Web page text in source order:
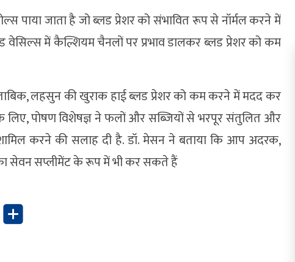
पाया जाता है जो ब्लड प्रेशर को संभावित रूप से नॉर्मल करने में
में कैल्शियम चैनलों पर प्रभाव डालकर ब्लड प्रेशर को कम
लहसुन की खुराक हाई ब्लड प्रेशर को कम करने में मदद कर
के लिए, पोषण विशेषज्ञ ने फलों और सब्जियों से भरपूर संतुलित और
करने की सलाह दी है. डॉ. मेसन ने बताया कि आप अदरक,
सेवन सप्लीमेंट के रूप में भी कर सकते हैं